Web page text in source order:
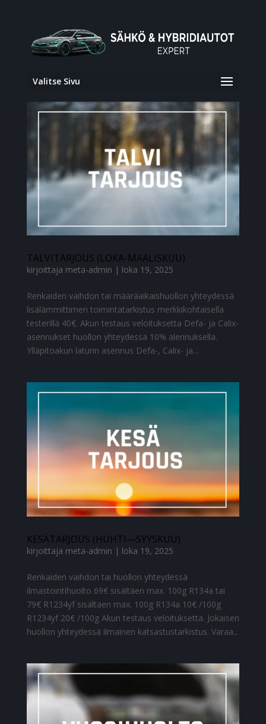
Valitse Sivu
TALVITARJOUS (LOKA-MAALISKUU)
kirjoittaja meta-admin | loka 19, 2025
Renkaiden vaihdon tai määräaikaishuollon yhteydessä
lisälämmittimen toimintatarkistus merkkikohtaisella
testerillä 40€. Akun testaus veloituksetta Defa- ja Calix-
asennukset huollon yhteydessä 10% alennuksella.
Ylläpitoakun laturin asennus Defa-, Calix- ja...
KESÄTARJOUS (HUHTI—SYYSKUU)
kirjoittaja meta-admin | loka 19, 2025
Renkaiden vaihdon tai huollon yhteydessä
ilmastointihuolto 69€ sisältäen max. 100g R134a tai
79€ R1234yf sisältäen max. 100g R134a 10€ /100g
R1234yf 20€ /100g Akun testaus veloituksetta. Jokaisen
huollon yhteydessä ilmainen katsastustarkistus. Varaa...